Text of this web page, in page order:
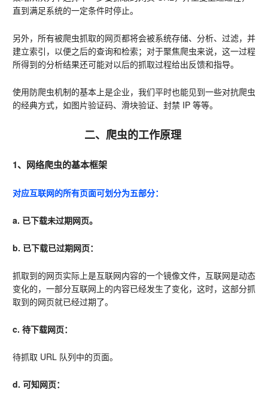
直到满足系统的一定条件时停止。
另外，所有被爬虫抓取的网页都将会被系统存储、分析、过滤，并
建立索引，以便之后的查询和检索；对于聚焦爬虫来说，这一过程
所得到的分析结果还可能对以后的抓取过程给出反馈和指导。
使用防爬虫机制的基本上是企业，我们平时也能见到一些对抗爬虫
的经典方式，如图片验证码、滑块验证、封禁 IP 等等。
二、爬虫的工作原理
1、网络爬虫的基本框架
对应互联网的所有页面可划分为五部分：
a. 已下载未过期网页。
b. 已下载已过期网页：
抓取到的网页实际上是互联网内容的一个镜像文件，互联网是动态
变化的，一部分互联网上的内容已经发生了变化，这时，这部分抓
取到的网页就已经过期了。
c. 待下载网页：
待抓取 URL 队列中的页面。
d. 可知网页：